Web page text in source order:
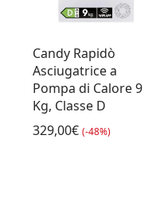
Candy Rapidò
Asciugatrice a
Pompa di Calore 9
Kg, Classe D
329,00€ (-48%)